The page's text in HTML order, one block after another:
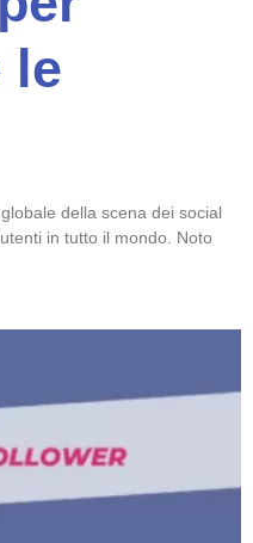
le
della scena dei social
in tutto il mondo. Noto